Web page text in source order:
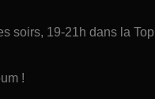
soirs, 19-21h dans la Top
!